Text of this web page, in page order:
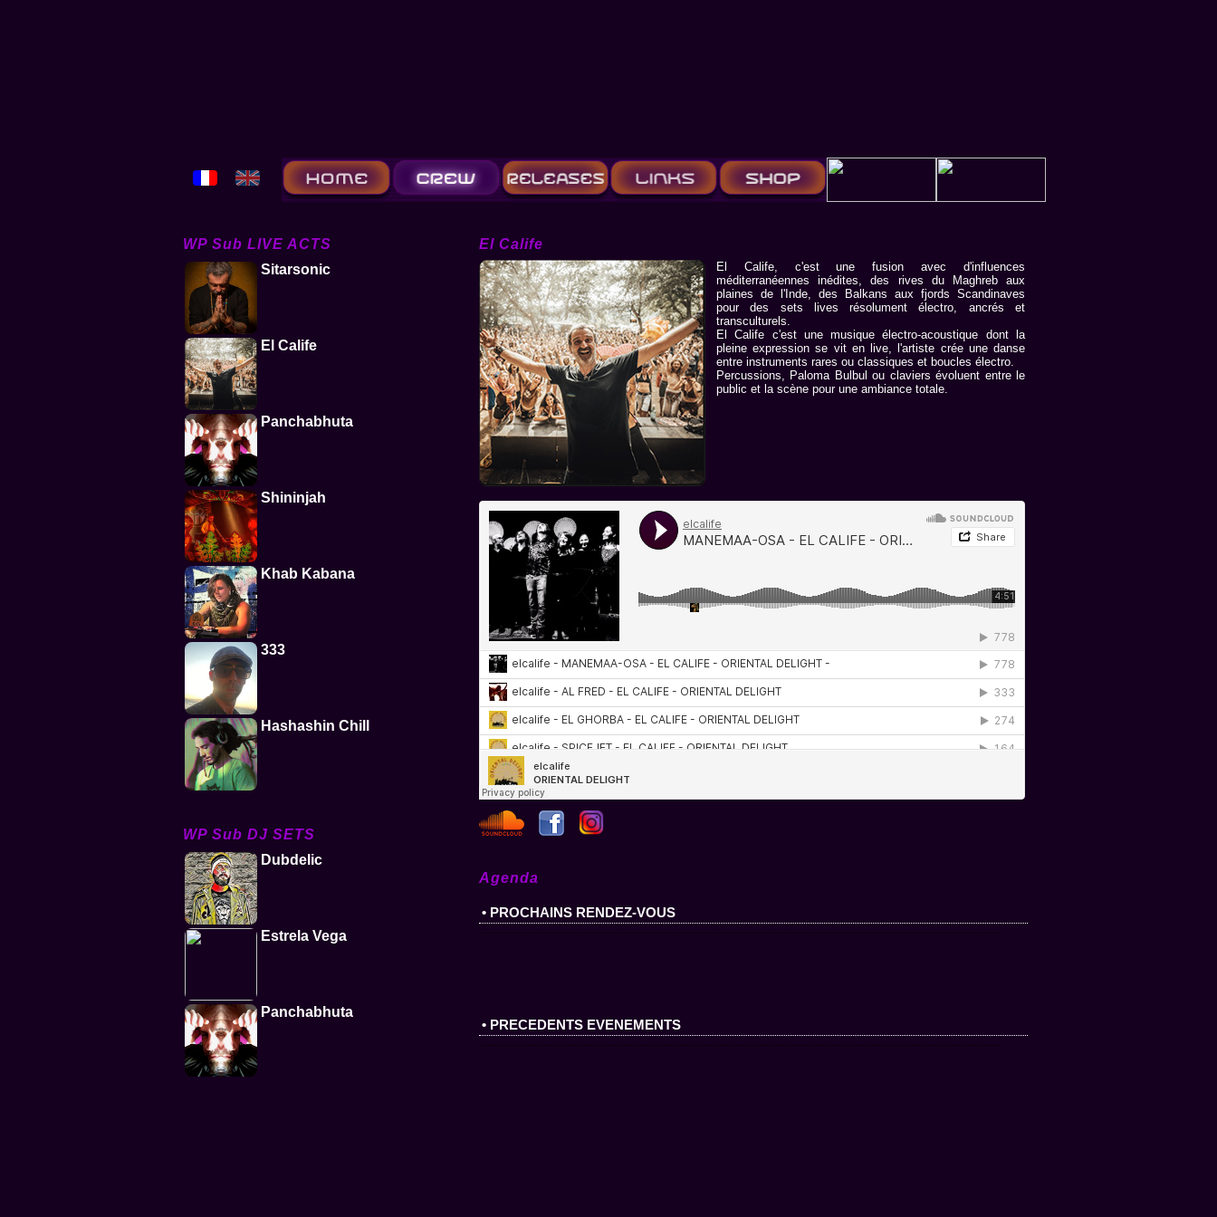
WP Sub LIVE ACTS
Sitarsonic
El Calife
Panchabhuta
Shininjah
Khab Kabana
333
Hashashin Chill
WP Sub DJ SETS
Dubdelic
Estrela Vega
Panchabhuta
El Calife
El Calife, c'est une fusion avec d'influences
méditerranéennes inédites, des rives du Maghreb aux
plaines de l'Inde, des Balkans aux fjords Scandinaves
pour des sets lives résolument électro, ancrés et
transculturels.
El Calife c'est une musique électro-acoustique dont la
pleine expression se vit en live, l'artiste crée une danse
entre instruments rares ou classiques et boucles électro.
Percussions, Paloma Bulbul ou claviers évoluent entre le
public et la scène pour une ambiance totale.
Agenda
• PROCHAINS RENDEZ-VOUS
• PRECEDENTS EVENEMENTS